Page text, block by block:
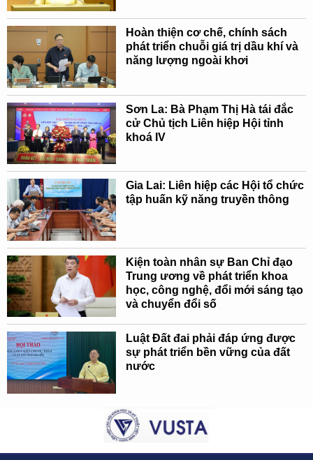
Hoàn thiện cơ chế, chính sách
phát triển chuỗi giá trị dầu khí và
năng lượng ngoài khơi
Sơn La: Bà Phạm Thị Hà tái đắc
cử Chủ tịch Liên hiệp Hội tỉnh
khoá IV
Gia Lai: Liên hiệp các Hội tổ chức
tập huấn kỹ năng truyền thông
Kiện toàn nhân sự Ban Chỉ đạo
Trung ương về phát triển khoa
học, công nghệ, đổi mới sáng tạo
và chuyển đổi số
Luật Đất đai phải đáp ứng được
sự phát triển bền vững của đất
nước